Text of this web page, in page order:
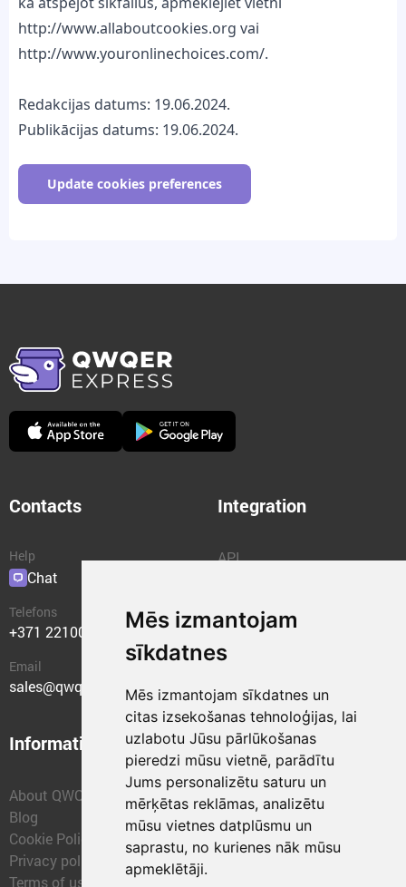
Mēs izmantojam
sīkdatnes
Mēs izmantojam sīkdatnes un
citas izsekošanas tehnoloģijas, lai
uzlabotu Jūsu pārlūkošanas
pieredzi mūsu vietnē, parādītu
Jums personalizētu saturu un
mērķētas reklāmas, analizētu
mūsu vietnes datplūsmu un
saprastu, no kurienes nāk mūsu
apmeklētāji.
http://www.allaboutcookies.org vai
http://www.youronlinechoices.com/.
Redakcijas datums: 19.06.2024.
Publikācijas datums: 19.06.2024.
Update cookies preferences
Contacts
Help
Chat
Telefons
+371 22100400
Email
sales@qwqer.eu
Integration
API
Information
About QWQER
Blog
Cookie Policy
Privacy policy
Terms of use
Structural units
QWQER Express
QWQER PRO Global
Forwarding